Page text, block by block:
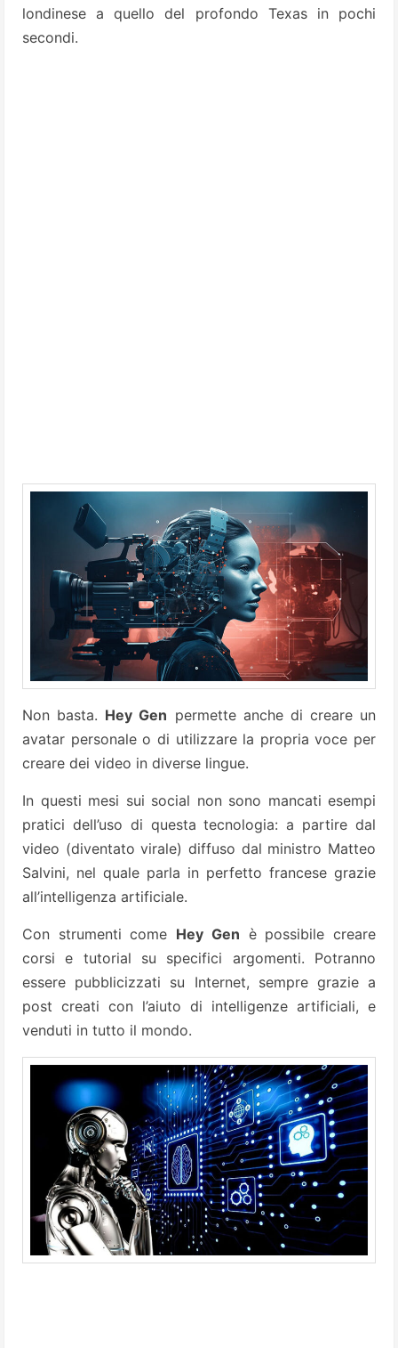
londinese a quello del profondo Texas in pochi
secondi.
Non basta. Hey Gen permette anche di creare un
avatar personale o di utilizzare la propria voce per
creare dei video in diverse lingue.
In questi mesi sui social non sono mancati esempi
pratici dell’uso di questa tecnologia: a partire dal
video (diventato virale) diffuso dal ministro Matteo
Salvini, nel quale parla in perfetto francese grazie
all’intelligenza artificiale.
Con strumenti come Hey Gen è possibile creare
corsi e tutorial su specifici argomenti. Potranno
essere pubblicizzati su Internet, sempre grazie a
post creati con l’aiuto di intelligenze artificiali, e
venduti in tutto il mondo.